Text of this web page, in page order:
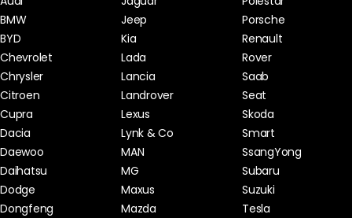
BMW
BYD
Chevrolet
Chrysler
Citroen
Cupra
Dacia
Daewoo
Daihatsu
Dodge
Dongfeng
Jeep
Kia
Lada
Lancia
Landrover
Lexus
Lynk & Co
MAN
MG
Maxus
Mazda
Porsche
Renault
Rover
Saab
Seat
Skoda
Smart
SsangYong
Subaru
Suzuki
Tesla